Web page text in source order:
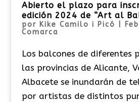
Abierto el plazo para
edición 2024 de “Art al
por Kike Camilo i Picó
Comarca
Los balcones de diferentes
las provincias de Alicante,
Albacete se inundarán de
por artistas de distintos